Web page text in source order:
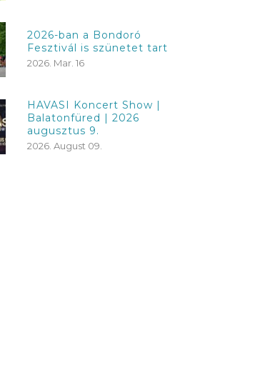
2026-ban a Bondoró
Fesztivál is szünetet tart
2026. Mar. 16
HAVASI Koncert Show |
Balatonfüred | 2026
augusztus 9.
2026. August 09.